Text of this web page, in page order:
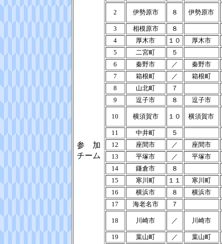
参 加
チーム
2 伊勢原市 ８ 伊勢原市
3 相模原市
８
4
厚木市 １０
厚木市
5
二宮町
５
6
秦野市 ／
秦野市
7
箱根町 ／
箱根町
8
山北町
７
9
逗子市 ８ 逗子市
10 横須賀市 １０ 横須賀市
11 中井町
５
12
座間市 ／
座間市
13
平塚市 ／
平塚市
14
鎌倉市
８
15
寒川町 １１
寒川町
16
横浜市 ８
横浜市
17
海老名市 ７
18 川崎市 ／ 川崎市
19 葉山町 ／
葉山町